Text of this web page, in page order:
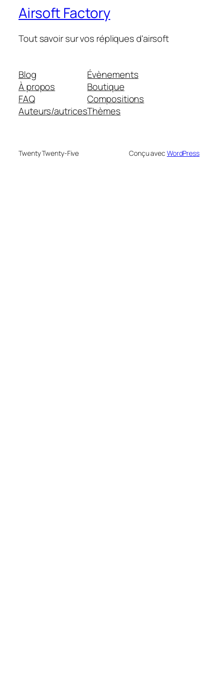
Airsoft Factory
Tout savoir sur vos répliques d'airsoft
Blog
À propos
FAQ
Auteurs/autrices
Évènements
Boutique
Compositions
Thèmes
Twenty Twenty-Five Conçu avec WordPress